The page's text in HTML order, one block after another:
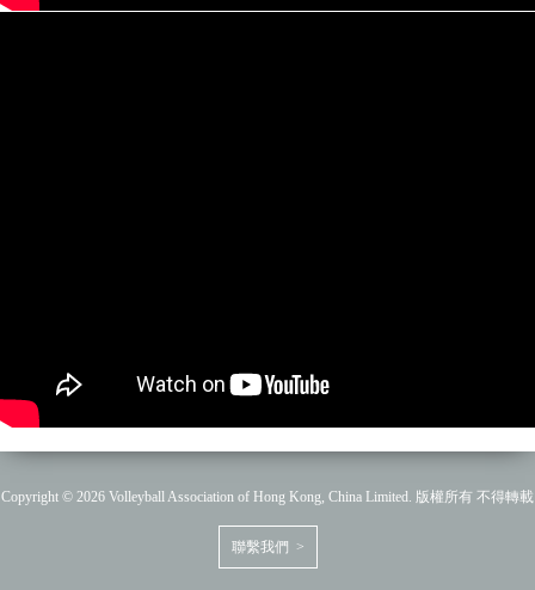
Copyright © 2026 Volleyball Association of Hong Kong, China Limited. 版權所有 不得轉載
聯繫我們 >